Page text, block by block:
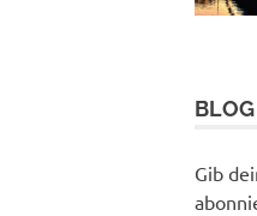
Gib